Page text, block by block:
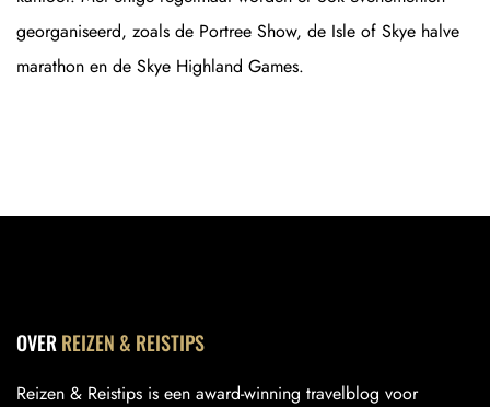
georganiseerd, zoals de Portree Show, de Isle of Skye halve
marathon en de Skye Highland Games.
OVERREIZEN & REISTIPS
Reizen & Reistips is een award-winning travelblog voor